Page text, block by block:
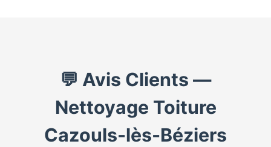
💬 Avis Clients —
Nettoyage Toiture
Cazouls-lès-Béziers